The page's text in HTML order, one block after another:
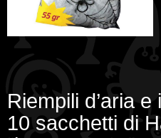
Riempili d’aria
10 sacchetti di